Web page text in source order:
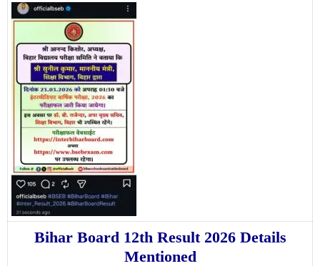
Bihar Board 12th Result 2026 Details
Mentioned